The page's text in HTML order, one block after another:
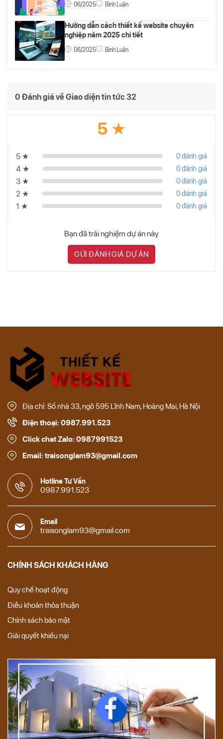
06/2025 Bình Luận
Hướng dẫn cách thiết kế website chuyên
nghiệp năm 2025 chi tiết
06/2025 Bình Luận
0 Đánh giá về Giao diện tin tức 32
5 ★
5 ★ 0 đánh giá
4 ★ 0 đánh giá
3 ★ 0 đánh giá
2 ★ 0 đánh giá
1 ★ 0 đánh giá
Bạn đã trải nghiệm dự án này
GỬI ĐÁNH GIÁ DỰ ÁN
Địa chỉ: Số nhà 33, ngõ 595 Lĩnh Nam, Hoàng Mai, Hà Nội
Điện thoại: 0987.991.523
Click chat Zalo: 0987991523
Email: traisonglam93@gmail.com
Hotline Tư Vấn
0987.991.523
Email
traisonglam93@gmail.com
CHÍNH SÁCH KHÁCH HÀNG
Quy chế hoạt động
Điều khoản thỏa thuận
Chính sách bảo mật
Giải quyết khiếu nại